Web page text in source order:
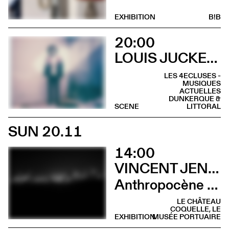
B!B
EXHIBITION
20:00
LOUIS JUCKER & ELIE ZOÉ
LES 4ECLUSES -
MUSIQUES
ACTUELLES
DUNKERQUE &
LITTORAL
SCENE
SUN 20.11
14:00
VINCENT JENDLY
Anthropocène (Visite guidée)
LE CHÂTEAU
COQUELLE, LE
MUSÉE PORTUAIRE
EXHIBITION